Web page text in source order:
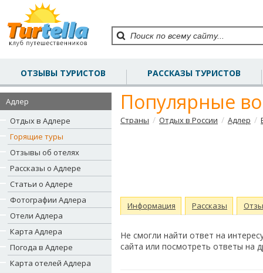
ОТЗЫВЫ ТУРИСТОВ РАССКАЗЫ ТУРИСТОВ
Адлер
Отдых в Адлере
Горящие туры
Отзывы об отелях
Рассказы о Адлере
Статьи о Адлере
Фотографии Адлера
Отели Адлера
Карта Адлера
Погода в Адлере
Карта отелей Адлера
Популярные
Страны / Отдых в России / Адлер /
Информация Рассказы
Не смогли найти ответ на
сайта или посмотреть ответы на